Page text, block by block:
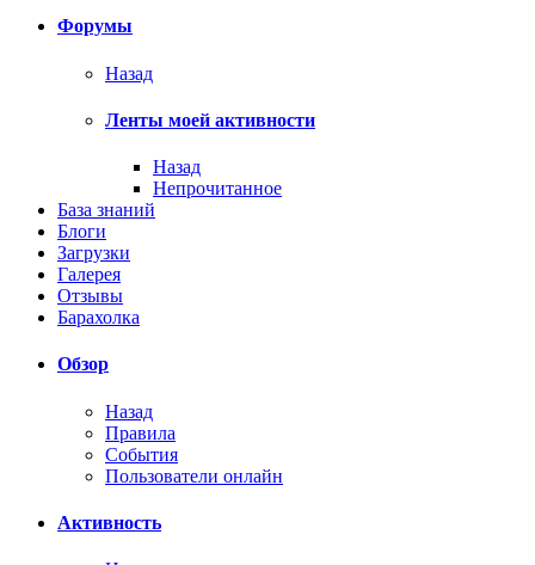
Форумы
Назад
Ленты моей активности
Назад
Непрочитанное
База знаний
Блоги
Загрузки
Галерея
Отзывы
Барахолка
Обзор
Назад
Правила
События
Пользователи онлайн
Активность